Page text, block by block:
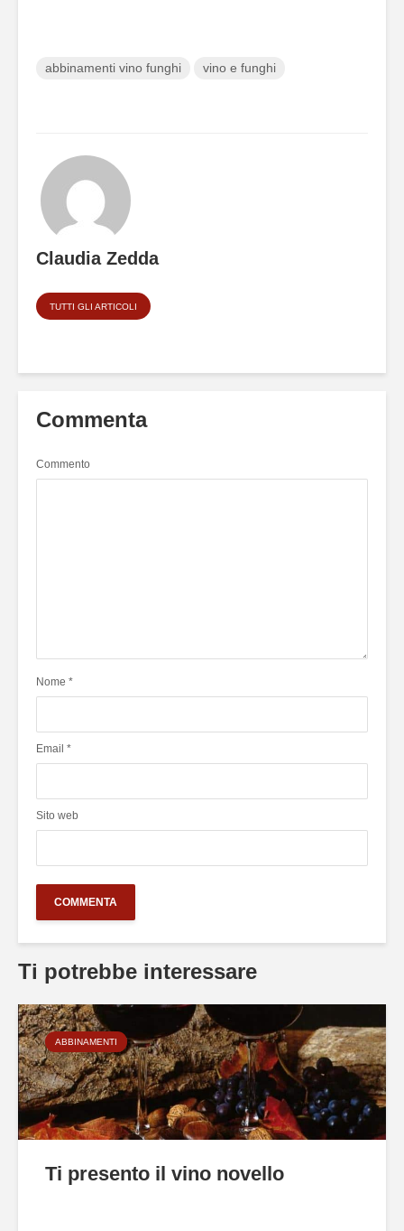
abbinamenti vino funghi vino e funghi
Claudia Zedda
TUTTI GLI ARTICOLI
Commenta
Commento
Nome *
Email *
Sito web
Ti potrebbe interessare
ABBINAMENTI
Ti presento il vino novello